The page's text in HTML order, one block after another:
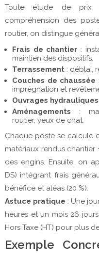
Toute étude de prix
compréhension des
routier, on distingue
Frais de chantier :
maintien des dispositifs.
Terrassement : déblai,
Couches de chaussée
imprégnation et
Ouvrages hydrauliques
Aménagements :
routier, yeux de chat.
Chaque poste se calcule
matériaux rendus
des engins. Ensuite, on
DS) intégrant frais
bénéfice et aléas (20 %).
Astuce pratique : Une
heures et un mois 26
Hors Taxe (HT) pour plus
Exemple